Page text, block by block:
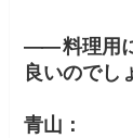
―― 料理用
良いのでし
青山：